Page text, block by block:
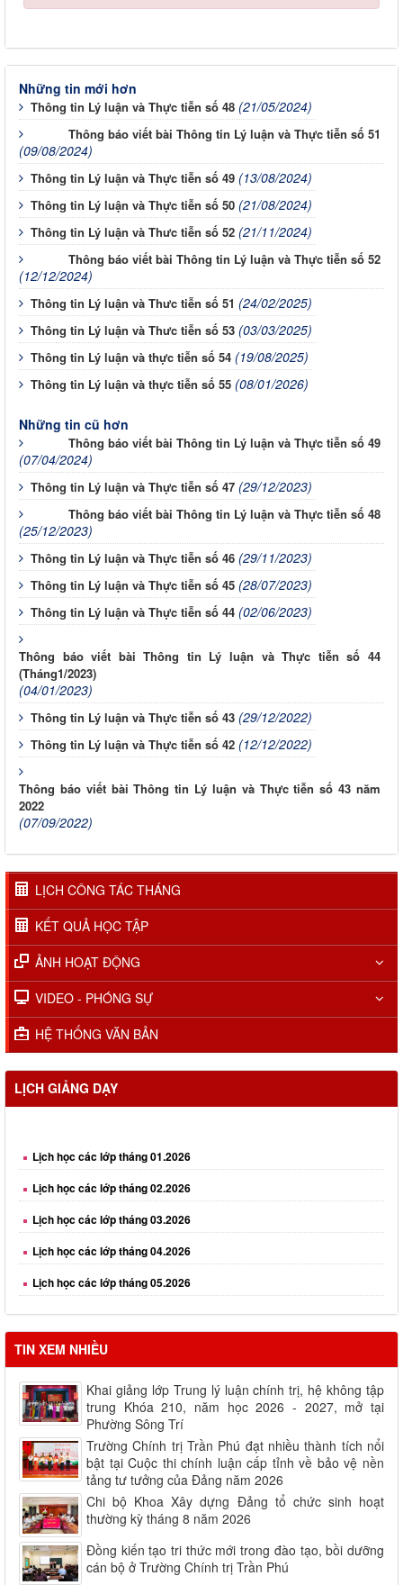
Những tin mới hơn
Thông tin Lý luận và Thực tiễn số 48 (21/05/2024)
Thông báo viết bài Thông tin Lý luận và Thực tiễn số 51
(09/08/2024)
Thông tin Lý luận và Thực tiễn số 49 (13/08/2024)
Thông tin Lý luận và Thực tiễn số 50 (21/08/2024)
Thông tin Lý luận và Thưc tiễn số 52 (21/11/2024)
Thông báo viết bài Thông tin Lý luận và Thực tiễn số 52
(12/12/2024)
Thông tin Lý luận và Thưc tiễn số 51 (24/02/2025)
Thông tin Lý luận và Thưc tiễn số 53 (03/03/2025)
Thông tin Lý luận và thực tiễn số 54 (19/08/2025)
Thông tin Lý luận và thực tiễn số 55 (08/01/2026)
Những tin cũ hơn
Thông báo viết bài Thông tin Lý luận và Thực tiễn số 49
(07/04/2024)
Thông tin Lý luận và Thực tiễn số 47 (29/12/2023)
Thông báo viết bài Thông tin Lý luận và Thực tiễn số 48
(25/12/2023)
Thông tin Lý luận và Thực tiễn số 46 (29/11/2023)
Thông tin Lý luận và Thực tiễn số 45 (28/07/2023)
Thông tin Lý luận và Thực tiễn số 44 (02/06/2023)
Thông báo viết bài Thông tin Lý luận và Thực tiễn số 44
(Tháng1/2023)
(04/01/2023)
Thông tin Lý luận và Thực tiễn số 43 (29/12/2022)
Thông tin Lý luận và Thực tiễn số 42 (12/12/2022)
Thông báo viết bài Thông tin Lý luận và Thực tiễn số 43 năm
2022
(07/09/2022)
LỊCH CÔNG TÁC THÁNG
KẾT QUẢ HỌC TẬP
ẢNH HOẠT ĐỘNG
VIDEO - PHÓNG SỰ
HỆ THỐNG VĂN BẢN
LỊCH GIẢNG DẠY
Lịch học các lớp tháng 02.2026
Lịch học các lớp tháng 03.2026
Lịch học các lớp tháng 04.2026
Lịch học các lớp tháng 05.2026
Lịch học các lớp tháng 06.2026
Lịch học các lớp tháng 08.2026
TIN XEM NHIỀU
Khai giảng lớp Trung lý luận chính trị, hệ không tập
trung Khóa 210, năm học 2026 - 2027, mở tại
Phường Sông Trí
Trường Chính trị Trần Phú đạt nhiều thành tích nổi
bật tại Cuộc thi chính luận cấp tỉnh về bảo vệ nền
tảng tư tưởng của Đảng năm 2026
Chi bộ Khoa Xây dựng Đảng tổ chức sinh hoạt
thường kỳ tháng 8 năm 2026
Đồng kiến tạo tri thức mới trong đào tạo, bồi dưỡng
cán bộ ở Trường Chính trị Trần Phú